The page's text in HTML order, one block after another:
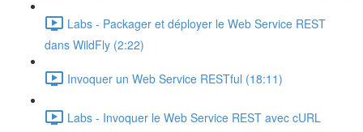
Labs - Packager et déployer le Web Service REST
dans WildFly (2:22)
Invoquer un Web Service RESTful (18:11)
Labs - Invoquer le Web Service REST avec cURL